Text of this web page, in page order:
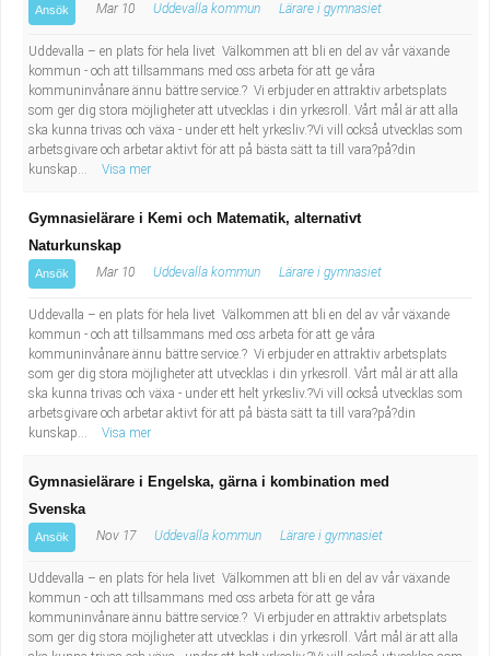
Ansök Mar 10 Uddevalla kommun Lärare i gymnasiet
Uddevalla – en plats för hela livet Välkommen att bli en del av vår växande
kommun - och att tillsammans med oss arbeta för att ge våra
kommuninvånare ännu bättre service.? Vi erbjuder en attraktiv arbetsplats
som ger dig stora möjligheter att utvecklas i din yrkesroll. Vårt mål är att alla
ska kunna trivas och växa - under ett helt yrkesliv.?Vi vill också utvecklas som
arbetsgivare och arbetar aktivt för att på bästa sätt ta till vara?på?din
kunskap...
Visa mer
Gymnasielärare i Kemi och Matematik, alternativt
Naturkunskap
Ansök Mar 10 Uddevalla kommun Lärare i gymnasiet
Uddevalla – en plats för hela livet Välkommen att bli en del av vår växande
kommun - och att tillsammans med oss arbeta för att ge våra
kommuninvånare ännu bättre service.? Vi erbjuder en attraktiv arbetsplats
som ger dig stora möjligheter att utvecklas i din yrkesroll. Vårt mål är att alla
ska kunna trivas och växa - under ett helt yrkesliv.?Vi vill också utvecklas som
arbetsgivare och arbetar aktivt för att på bästa sätt ta till vara?på?din
kunskap...
Visa mer
Gymnasielärare i Engelska, gärna i kombination med
Svenska
Ansök Nov 17 Uddevalla kommun Lärare i gymnasiet
Uddevalla – en plats för hela livet Välkommen att bli en del av vår växande
kommun - och att tillsammans med oss arbeta för att ge våra
kommuninvånare ännu bättre service.? Vi erbjuder en attraktiv arbetsplats
som ger dig stora möjligheter att utvecklas i din yrkesroll. Vårt mål är att alla